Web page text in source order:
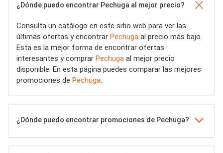
¿Dónde puedo encontrar Pechuga al mejor precio?
Consulta un catálogo en este sitio web para ver las
últimas ofertas y encontrar Pechuga al precio más bajo.
Esta es la mejor forma de encontrar ofertas
interesantes y comprar Pechuga al mejor precio
disponible. En esta página puedes comparar las mejores
promociones de Pechuga
¿Dónde puedo encontrar promociones de Pechuga?